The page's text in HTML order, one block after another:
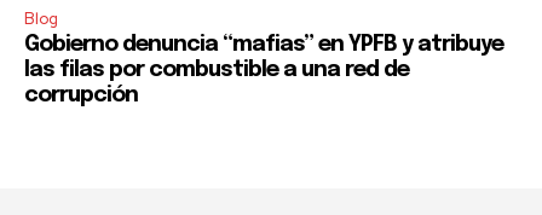
Blog
Gobierno denuncia “mafias” en YPFB y atribuye
las filas por combustible a una red de
corrupción